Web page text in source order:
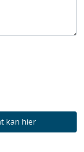
kan hier